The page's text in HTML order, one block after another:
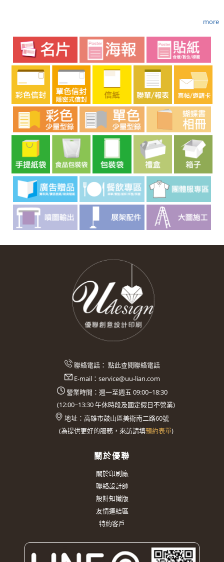
more
聯絡電話： 點此查閱聯絡電話
E-mail： service@uu-lian.com
營業時間：週一至週五 09:00~18:30
(12:00~13:30午休時段及國定假日不營業)
地址： 高雄市鼓山區美術南二路60號
(為提供更好的服務，來訪請填預約表單)
關於優聯
關於印刷廠
聯絡設計師
設計知識版
友情連結區
特約客戶